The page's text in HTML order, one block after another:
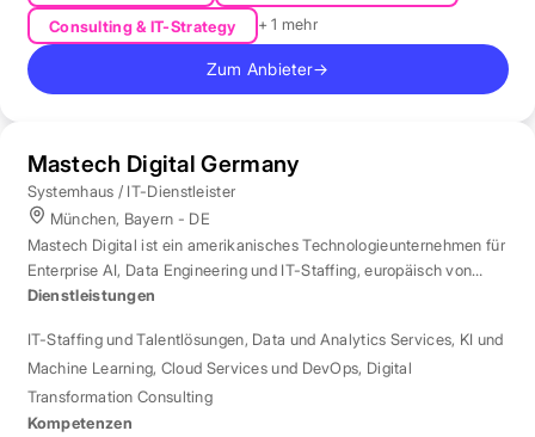
Consulting & IT-Strategy
+ 1 mehr
Zum Anbieter→
Mastech Digital Germany
Systemhaus / IT-Dienstleister
München, Bayern - DE
Mastech Digital ist ein amerikanisches Technologieunternehmen für
Enterprise AI, Data Engineering und IT-Staffing, europäisch von
London aus betreut.
Dienstleistungen
IT-Staffing und Talentlösungen, Data und Analytics Services, KI und
Machine Learning, Cloud Services und DevOps, Digital
Transformation Consulting
Kompetenzen